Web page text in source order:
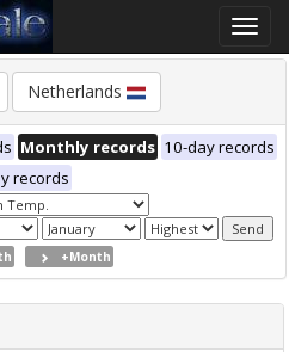
Toggle
Netherlands
Monthly records 10-day records
records
+Month